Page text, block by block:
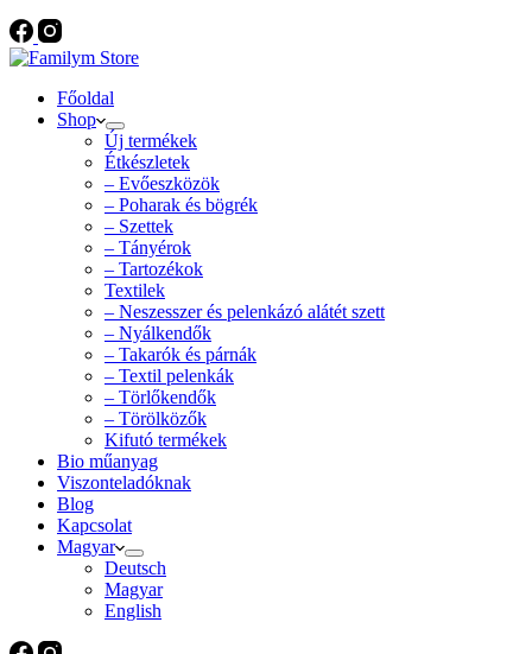
Főoldal
Shop
Új termékek
Étkészletek
– Evőeszközök
– Poharak és bögrék
– Szettek
– Tányérok
– Tartozékok
Textilek
– Neszesszer és pelenkázó alátét szett
– Nyálkendők
– Takarók és párnák
– Textil pelenkák
– Törlőkendők
– Törölközők
Kifutó termékek
Bio műanyag
Viszonteladóknak
Blog
Kapcsolat
Magyar
Deutsch
Magyar
English